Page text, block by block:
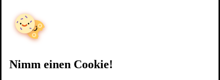
Nimm einen Cookie!